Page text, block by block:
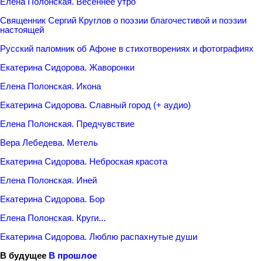
Священник Сергий Круглов о поэзии благочестивой и поэзии
настоящей
Русский паломник об Афоне в стихотворениях и фотографиях
Екатерина Сидорова. Жаворонки
Елена Полонская. Икона
Екатерина Сидорова. Славный город (+ аудио)
Елена Полонская. Предчувствие
Вера Лебедева. Метель
Екатерина Сидорова. Неброская красота
Елена Полонская. Иней
Екатерина Сидорова. Бор
Елена Полонская. Круги...
Екатерина Сидорова. Люблю распахнутые души
В будущее В прошлое